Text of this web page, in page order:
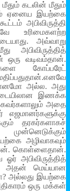
கடலின் மீதும்
ஏனைய இயற்கை
அபிவிருத்தி
உரிமைகளற்ற
அவ்வாறு
அபிவிருத்தித்
ஒரு வடிவம்தான்.
கோப்பரேட்
அல்ல. அது
இணக்க
அதை
எஜமானர்களுக்கு
தரகர்களாகச்
அழிவாகவும்
கொள்ளைதான்.
அபிவிருத்தித்
அதன் மெய்யான
அல்லது இயற்கை
ஒரு மக்கள்